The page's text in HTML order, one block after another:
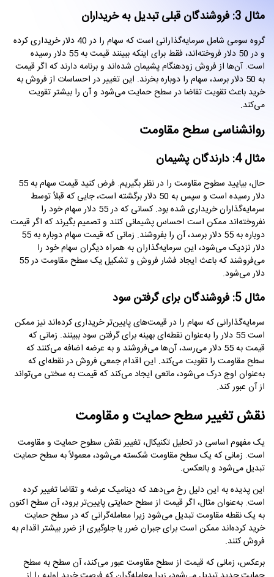
مثال 3: فروشندگان قبلی تبدیل به خریداران
گروه سومی شامل سرمایه‌گذارانی است که سهام را در 40 دلار خریداری کرده
و در 50 دلار فروخته‌اند، فقط برای اینکه ببینند قیمت به 55 دلار رسیده
است. آن‌ها از فروش زودهنگام پشیمان شده‌اند و برنامه دارند که اگر قیمت
به 50 دلار برسد، سهام را دوباره بخرند. این تغییر در احساسات از فروش به
خرید باعث تقویت تقاضا در سطح حمایت می‌شود و آن را بیشتر تقویت
می‌کند.
روانشناسی سطح مقاومت
مثال 4: دارندگان پشیمان
حال، بیایید سطوح مقاومت را در نظر بگیریم. فرض کنید قیمت سهام به 55
دلار رسیده است و سپس به 50 دلار برگشته است، جایی که قبلاً توسط
سرمایه‌گذاران خریداری شده بود. کسانی که در 55 دلار سهام خود را
نفروخته‌اند ممکن است احساس پشیمانی کنند و تصمیم بگیرند که اگر قیمت
دوباره به 55 دلار برسد، آن را بفروشند. زمانی که قیمت سهام دوباره به 55
دلار نزدیک می‌شود، این سرمایه‌گذاران به همراه دیگران سهام خود را
می‌فروشند که باعث ایجاد فشار فروش و تشکیل یک سطح مقاومت در 55
دلار می‌شود.
مثال 5: فروشندگان برای گرفتن سود
سرمایه‌گذارانی که سهام را در قیمت‌های پایین‌تر خریداری کرده‌اند نیز ممکن
است 55 دلار را به‌عنوان نقطه‌ای بهینه برای گرفتن سود ببینند. زمانی که
قیمت به 55 دلار می‌رسد، آن‌ها می‌فروشند و به عرضه اضافه می‌کنند که
سطح مقاومت را تقویت می‌کند. این اقدام جمعی فروش در نقطه‌ای که
به‌عنوان اوج درک می‌شود، مانعی ایجاد می‌کند که قیمت به سختی می‌تواند
از آن عبور کند.
نقش تغییر سطح حمایت و مقاومت
یک مفهوم اساسی در تحلیل تکنیکال، تغییر نقش سطوح حمایت و مقاومت
است. زمانی که یک سطح مقاومت شکسته می‌شود، معمولاً به سطح حمایت
تبدیل می‌شود و بالعکس.
این پدیده به این دلیل رخ می‌دهد که دینامیک عرضه و تقاضا تغییر کرده
است. به‌عنوان مثال، اگر قیمت از سطح حمایتی پایین‌تر برود، آن سطح اکنون
به یک نقطه مقاومت تبدیل می‌شود زیرا معامله‌گرانی که در سطح حمایت
خرید کرده‌اند ممکن است برای جبران ضرر یا جلوگیری از ضرر بیشتر اقدام به
فروش کنند.
برعکس، زمانی که قیمت از سطح مقاومت عبور می‌کند، آن سطح به سطح